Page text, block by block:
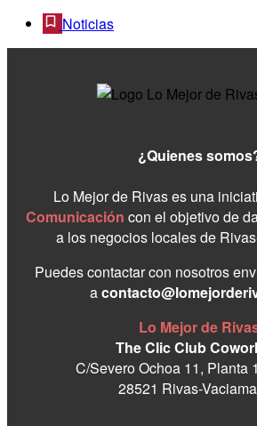
Noticias
¿Quienes
Lo Mejor de Rivas es una
Comunicación con el objetivo de
a los negocios locales de
Puedes contactar con nosotros
a
Lo Mejor de
The Clic Club
C/Severo Ochoa 11, Planta
28521 Rivas-